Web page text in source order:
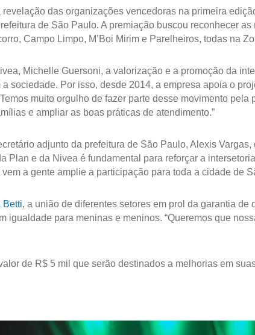
das organizações vencedoras na primeira
de São Paulo. A premiação buscou reconhecer
Campo Limpo, M’Boi Mirim e Parelheiros, todas na
Michelle Guersoni, a valorização e a promoção da
sociedade. Por isso, desde 2014, a empresa apoia o
muito orgulho de fazer parte desse movimento
e ampliar as boas práticas de atendimento.”
adjunto da prefeitura de São Paulo, Alexis
Plan e da Nivea é fundamental para reforçar a
a gente amplie a participação para toda a cidade de
Betti, a união de diferentes setores em prol da garantia
igualdade para meninas e meninos. “Queremos que
de R$ 5 mil que serão destinados a melhorias em